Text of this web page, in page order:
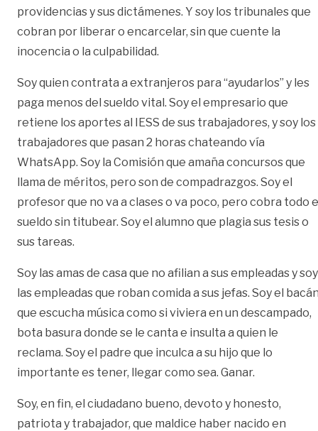
providencias y sus dictámenes. Y soy los tribunales que
cobran por liberar o encarcelar, sin que cuente la
inocencia o la culpabilidad.
Soy quien contrata a extranjeros para “ayudarlos” y les
paga menos del sueldo vital. Soy el empresario que
retiene los aportes al IESS de sus trabajadores, y soy los
trabajadores que pasan 2 horas chateando vía
WhatsApp. Soy la Comisión que amaña concursos que
llama de méritos, pero son de compadrazgos. Soy el
profesor que no va a clases o va poco, pero cobra todo
sueldo sin titubear. Soy el alumno que plagia sus tesis o
sus tareas.
Soy las amas de casa que no afilian a sus empleadas y soy
las empleadas que roban comida a sus jefas. Soy el
que escucha música como si viviera en un descampado,
bota basura donde se le canta e insulta a quien le
reclama. Soy el padre que inculca a su hijo que lo
importante es tener, llegar como sea. Ganar.
Soy, en fin, el ciudadano bueno, devoto y honesto,
patriota y trabajador, que maldice haber nacido en